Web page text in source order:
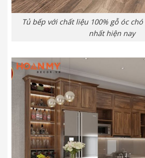
Tủ bếp với chất liệu 100% gỗ óc
nhất hiện nay